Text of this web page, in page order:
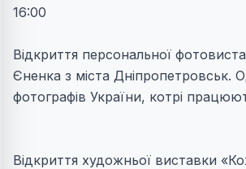
16:00
Відкриття персональної
Єненка з міста Дніпропетровськ.
фотографів України, котрі
Відкриття художньої виставки